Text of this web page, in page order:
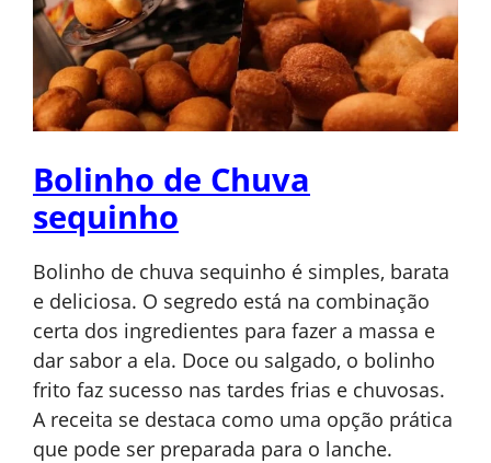
Bolinho de Chuva
sequinho
Bolinho de chuva sequinho é simples, barata
e deliciosa. O segredo está na combinação
certa dos ingredientes para fazer a massa e
dar sabor a ela. Doce ou salgado, o bolinho
frito faz sucesso nas tardes frias e chuvosas.
A receita se destaca como uma opção prática
que pode ser preparada para o lanche.